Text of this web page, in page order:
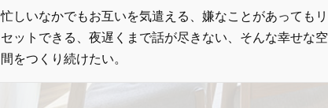
忙しいなかでもお互いを気遣える、嫌なことがあってもリ
セットできる、夜遅くまで話が尽きない、そんな幸せな空
間をつくり続けたい。